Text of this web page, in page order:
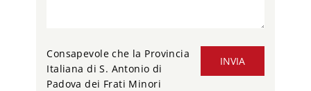
INVIA
Consapevole che la Provincia
Italiana di S. Antonio di
Padova dei Frati Minori